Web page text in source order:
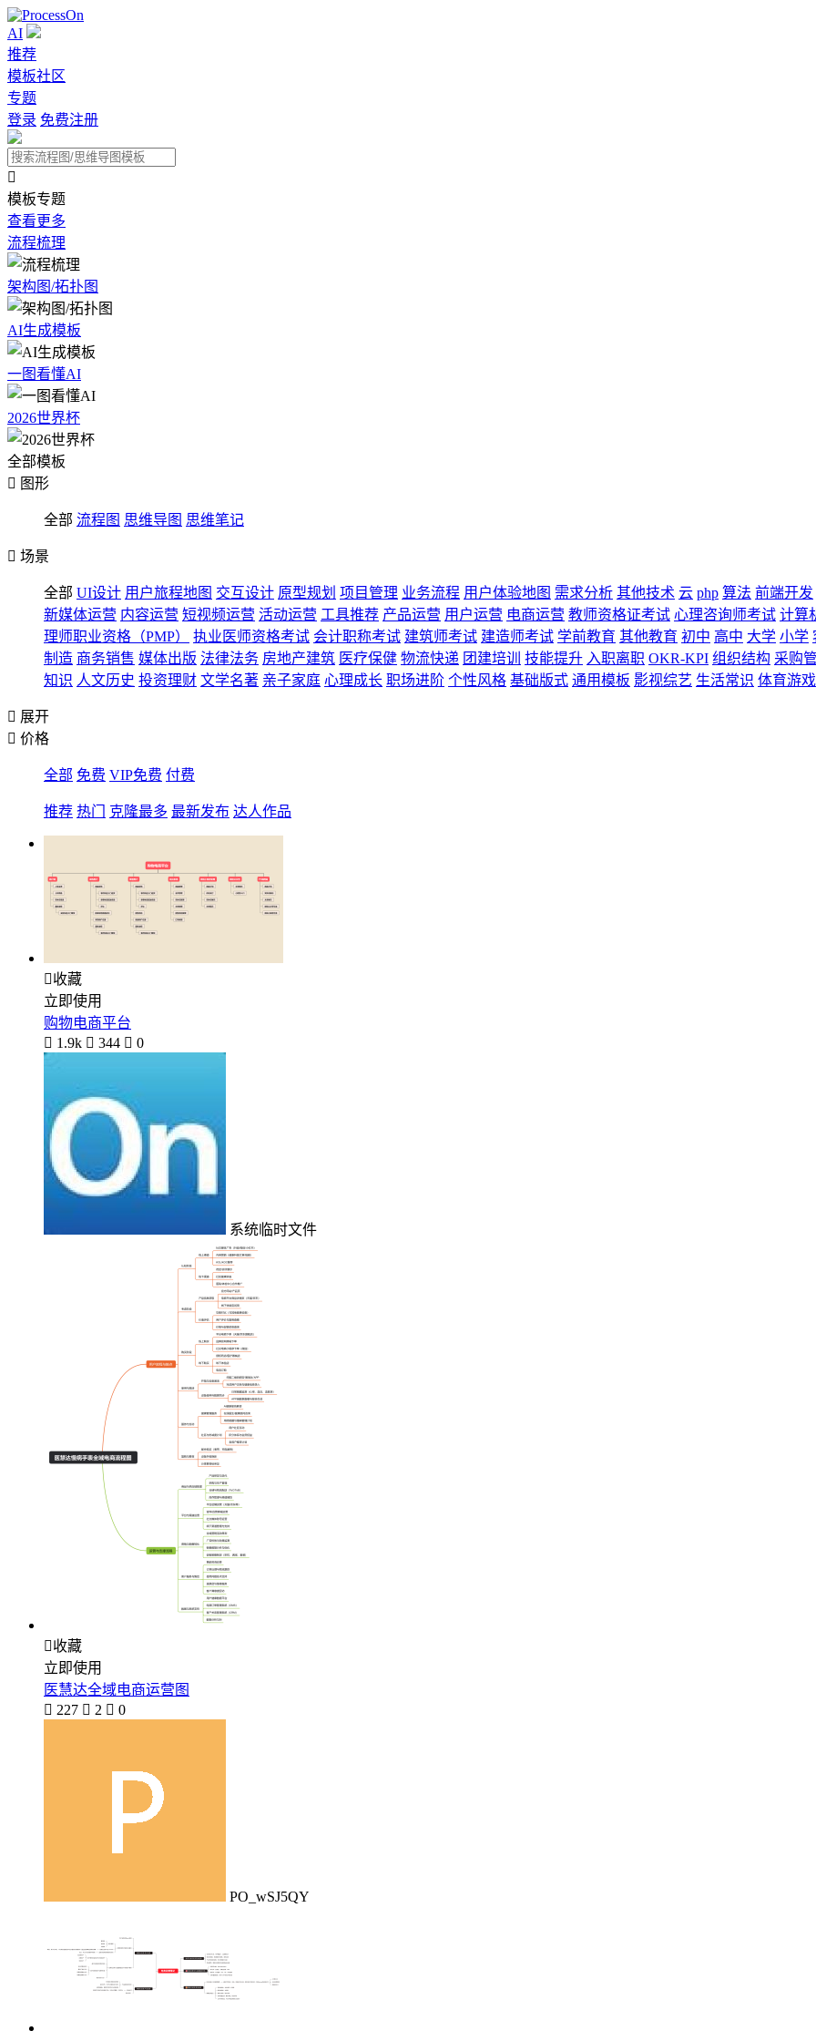
AI
推荐
模板社区
专题
登录 免费注册

模板专题
查看更多
流程梳理
架构图/拓扑图
AI生成模板
一图看懂AI
2026世界杯
全部模板
 图形
全部 流程图 思维导图 思维笔记
 场景
全部 UI设计 用户旅程地图 交互设计 原型规划 项目管理 业务流程 用户体验地图 需求分析 其他技术 云 php 算法 前端开发
新媒体运营 内容运营 短视频运营 活动运营 工具推荐 产品运营 用户运营 电商运营 教师资格证考试 心理咨询师考试 计算
理师职业资格（PMP）
执业医师资格考试 会计职称考试 建筑师考试 建造师考试 学前教育 其他教育 初中 高中 大学 小学
制造 商务销售 媒体出版 法律法务 房地产建筑 医疗保健 物流快递 团建培训 技能提升 入职离职 OKR-KPI 组织结构 采购
知识 人文历史 投资理财 文学名著 亲子家庭 心理成长 职场进阶 个性风格 基础版式 通用模板 影视综艺 生活常识 体育游戏
 展开
 价格
全部 免费 VIP免费 付费
推荐 热门 克隆最多 最新发布 达人作品
收藏
立即使用
购物电商平台
 1.9k  344  0
系统临时文件
收藏
立即使用
医慧达全域电商运营图
 227  2  0
PO_wSJ5QY